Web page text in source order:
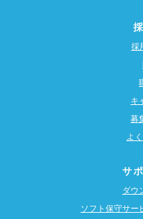
採
キ
募
よ
サ
ダウ
ソフト保守サー